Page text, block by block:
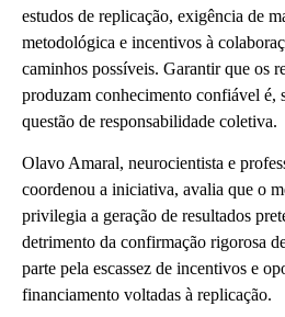
estudos de replicação, exigência de
metodológica e incentivos à
caminhos possíveis. Garantir que os
produzam conhecimento confiável é,
questão de responsabilidade coletiva.
Olavo Amaral, neurocientista e
coordenou a iniciativa, avalia que o
privilegia a geração de resultados
detrimento da confirmação rigorosa
parte pela escassez de incentivos e
financiamento voltadas à replicação.